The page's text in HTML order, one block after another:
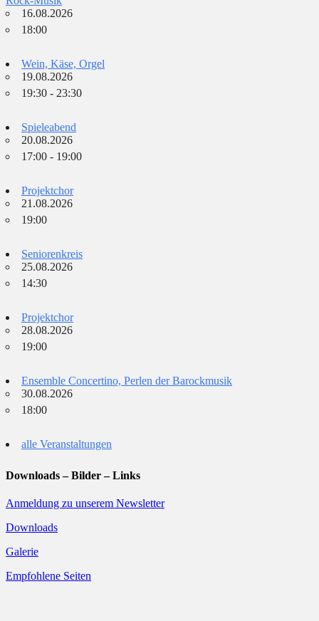
16.08.2026
18:00
Wein, Käse, Orgel
19.08.2026
19:30 - 23:30
Spieleabend
20.08.2026
17:00 - 19:00
Projektchor
21.08.2026
19:00
Seniorenkreis
25.08.2026
14:30
Projektchor
28.08.2026
19:00
Ensemble Concertino, Perlen der Barockmusik
30.08.2026
18:00
alle Veranstaltungen
Downloads – Bilder – Links
Anmeldung zu unserem Newsletter
Downloads
Galerie
Empfohlene Seiten